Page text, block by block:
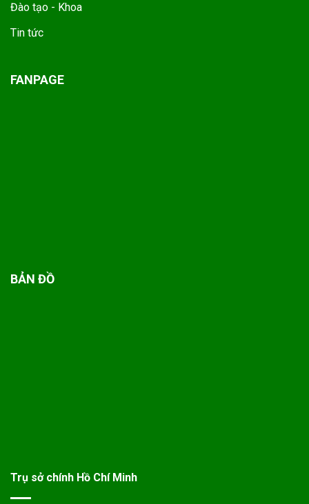
Đào tạo - Khoa
Tin tức
FANPAGE
BẢN ĐỒ
Trụ sở chính Hồ Chí Minh